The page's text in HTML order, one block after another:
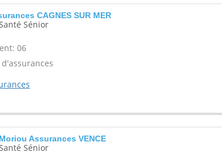
CAGNES SUR MER
Sénior
06
Assurances VENCE
Sénior